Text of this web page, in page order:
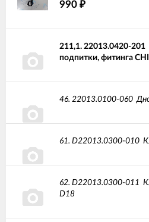
990 ₽
211,1. 22013.0420-201
подпитки, фитинга
46. 22013.0100-060
61. D22013.0300-010
62. D22013.0300-011
D18